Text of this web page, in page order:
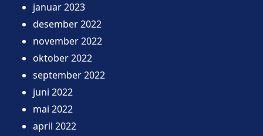
januar 2023
desember 2022
november 2022
oktober 2022
september 2022
juni 2022
mai 2022
april 2022